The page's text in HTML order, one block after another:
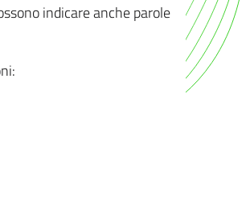
indicare anche parole